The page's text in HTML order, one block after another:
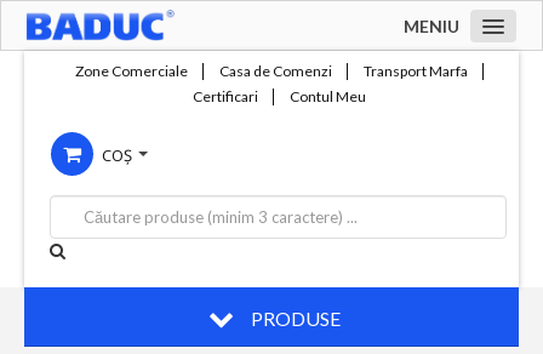
MENIU
Compania
Servicii
Productie
Contact
Zone Comerciale Casa de Comenzi
Transport Marfa
Certificari
Contul Meu
COȘ
PRODUSE